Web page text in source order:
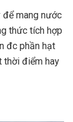
để mang nước
thức tích hợp
đc phần hạt
thời điểm hay